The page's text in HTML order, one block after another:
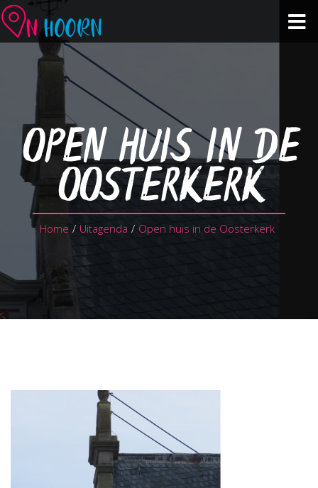
Zien & Doen
Winkelen & Horeca
Over Hoorn
Plan je bezoek
OPEN HUIS IN DE
OOSTERKERK
Home / Uitagenda / Open huis in de Oosterkerk